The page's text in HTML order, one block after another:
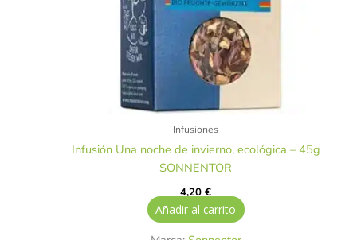
Infusiones
Infusión Una noche de invierno, ecológica – 45g
SONNENTOR
4,20€
Añadir al carrito